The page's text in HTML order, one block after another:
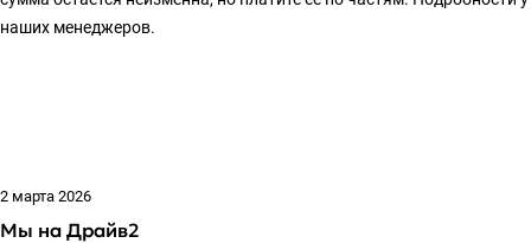
наших менеджеров.
2 марта 2026
Мы на Драйв2